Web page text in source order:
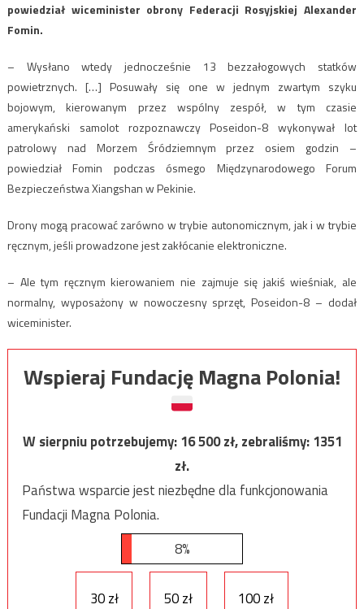
powiedział wiceminister obrony Federacji Rosyjskiej Alexander
Fomin.
– Wysłano wtedy jednocześnie 13 bezzałogowych statków
powietrznych. […] Posuwały się one w jednym zwartym szyku
bojowym, kierowanym przez wspólny zespół, w tym czasie
amerykański samolot rozpoznawczy Poseidon-8 wykonywał lot
patrolowy nad Morzem Śródziemnym przez osiem godzin –
powiedział Fomin podczas ósmego Międzynarodowego Forum
Bezpieczeństwa Xiangshan w Pekinie.
Drony mogą pracować zarówno w trybie autonomicznym, jak i w trybie
ręcznym, jeśli prowadzone jest zakłócanie elektroniczne.
– Ale tym ręcznym kierowaniem nie zajmuje się jakiś wieśniak, ale
normalny, wyposażony w nowoczesny sprzęt, Poseidon-8 – dodał
wiceminister.
Wspieraj Fundację Magna Polonia!
W sierpniu potrzebujemy:16 500zł, zebraliśmy:1351
zł.
Państwa wsparcie jest niezbędne dla funkcjonowania
Fundacji Magna Polonia.
8%
30 zł 50 zł 100 zł